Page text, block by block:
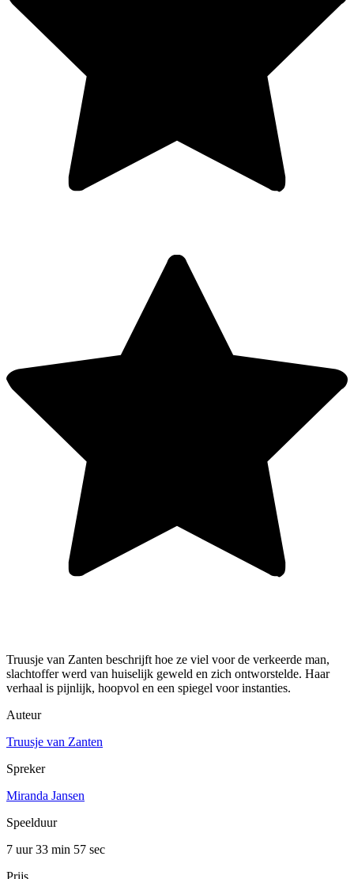
Truusje van Zanten beschrijft hoe ze viel voor de verkeerde man,
slachtoffer werd van huiselijk geweld en zich ontworstelde. Haar
verhaal is pijnlijk, hoopvol en een spiegel voor instanties.
Auteur
Truusje van Zanten
Spreker
Miranda Jansen
Speelduur
7 uur 33 min 57 sec
Prijs